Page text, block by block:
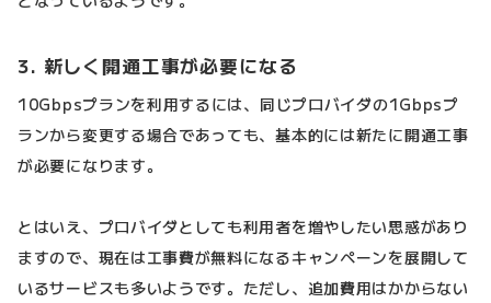
3. 新しく開通工事が必要になる
10Gbpsプランを利用するには、同じプロバイダの1Gbpsプ
ランから変更する場合であっても、基本的には新たに開通工事
が必要になります。
とはいえ、プロバイダとしても利用者を増やしたい思惑があり
ますので、現在は工事費が無料になるキャンペーンを展開して
いるサービスも多いようです。ただし、追加費用はかからない